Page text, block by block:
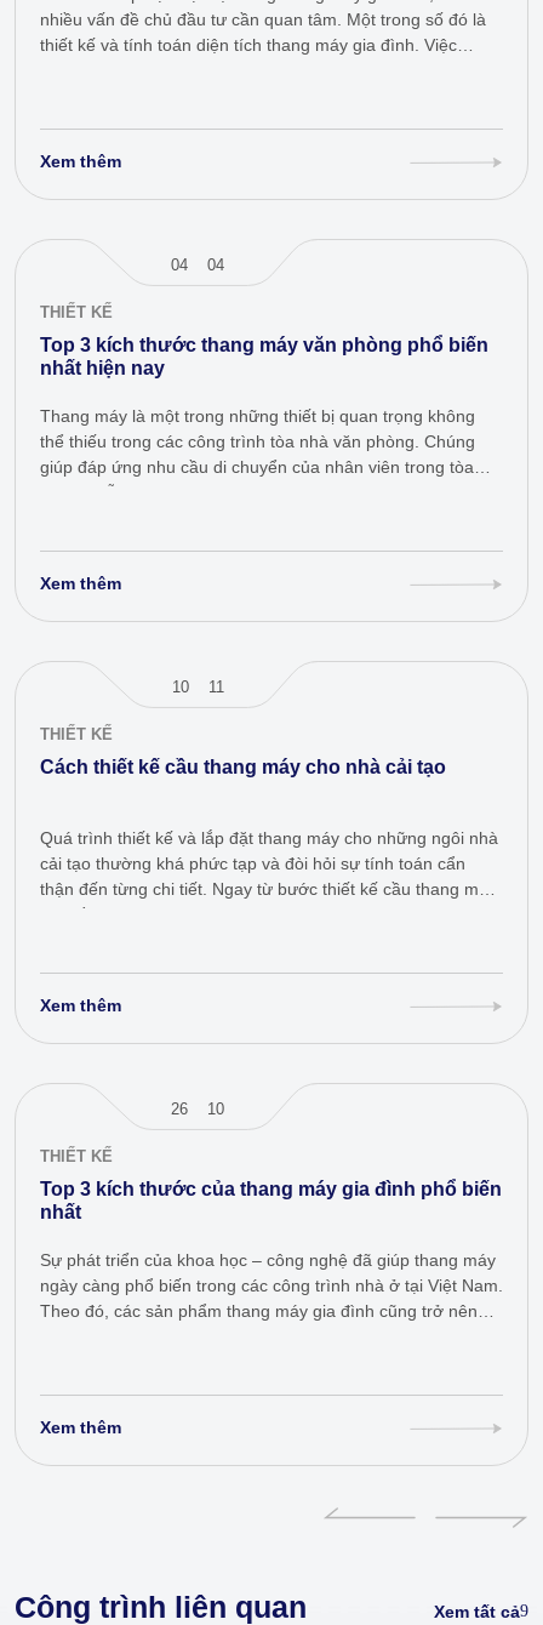
nhiều vấn đề chủ đầu tư cần quan tâm. Một trong số đó là
thiết kế và tính toán diện tích thang máy gia đình. Việc
Xem thêm
04 04
THIẾT KẾ
Top 3 kích thước thang máy văn phòng phổ biến
nhất hiện nay
Thang máy là một trong những thiết bị quan trọng không
thể thiếu trong các công trình tòa nhà văn phòng. Chúng
giúp đáp ứng nhu cầu di chuyển của nhân viên trong tòa
nhà và hỗ trợ việc di…
Xem thêm
10 11
THIẾT KẾ
Cách thiết kế cầu thang máy cho nhà cải tạo
Quá trình thiết kế và lắp đặt thang máy cho những ngôi nhà
cải tạo thường khá phức tạp và đòi hỏi sự tính toán cẩn
thận đến từng chi tiết. Ngay từ bước thiết kế cầu thang máy,
chủ đầu tư…
Xem thêm
26 10
THIẾT KẾ
Top 3 kích thước của thang máy gia đình phổ biến
nhất
Sự phát triển của khoa học – công nghệ đã giúp thang máy
ngày càng phổ biến trong các công trình nhà ở tại Việt Nam.
Theo đó, các sản phẩm thang máy gia đình cũng trở nên
Xem thêm
Công trình liên quan Xem tất cả